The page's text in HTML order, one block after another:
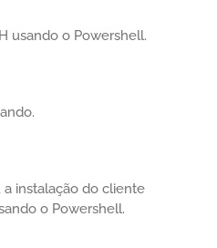
usando o Powershell.
a instalação do cliente
o Powershell.